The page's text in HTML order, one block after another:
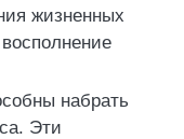
жизненных
набрать
Эти